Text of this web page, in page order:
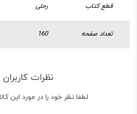
قطع کتاب رحلی
تعداد صفحه 160
نظرات کاربران
لطفا نظر خود را در مورد این